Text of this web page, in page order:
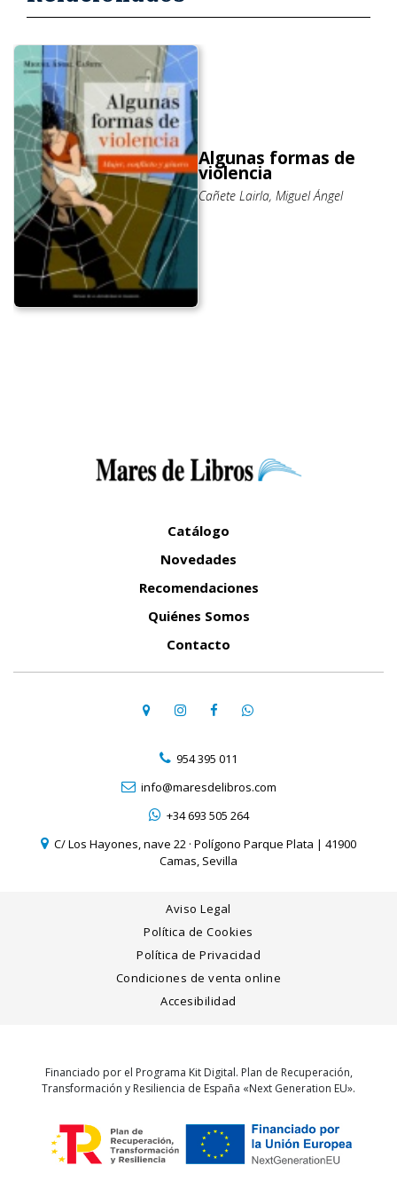
Algunas formas de
violencia
Cañete Lairla, Miguel Ángel
Catálogo
Novedades
Recomendaciones
Quiénes Somos
Contacto
954 395 011
info@maresdelibros.com
+34 693 505 264
C/ Los Hayones, nave 22 · Polígono Parque Plata | 41900
Camas, Sevilla
Aviso Legal
Política de Cookies
Política de Privacidad
Condiciones de venta online
Accesibilidad
Financiado por el Programa Kit Digital. Plan de Recuperación,
Transformación y Resiliencia de España «Next Generation EU».